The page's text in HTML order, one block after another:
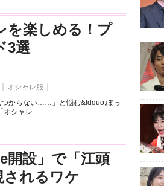
を楽しめる！プ
3選
オシャレ服
つからない……」と悩む&ldquo;ぽっ
オシャレ...
開設」で「江頭
れるワケ